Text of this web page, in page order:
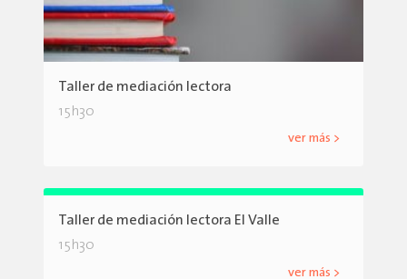
Taller de mediación lectora
15h30
ver más >
Taller de mediación lectora El Valle
15h30
ver más >